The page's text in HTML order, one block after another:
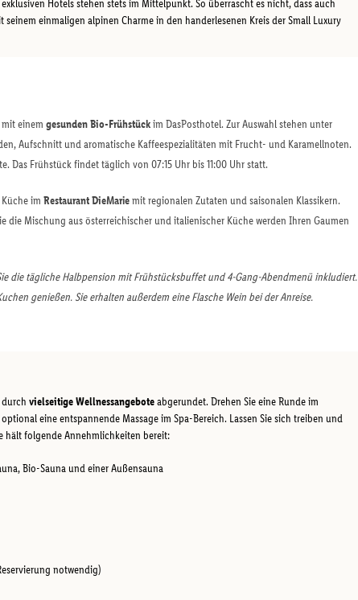
Hotels stehen stets im Mittelpunkt. So überrascht es nicht, dass auch
seinem einmaligen alpinen Charme in den handerlesenen Kreis der Small Luxury
einem gesunden Bio-Frühstückim DasPosthotel. Zur Auswahl stehen unter
Aufschnitt und aromatische Kaffeespezialitäten mit Frucht- und Karamellnoten.
Das Frühstück findet täglich von 07:15 Uhr bis 11:00 Uhr statt.
im Restaurant DieMariemit regionalen Zutaten und saisonalen Klassikern.
die Mischung aus österreichischer und italienischer Küche werden Ihren Gaumen
die tägliche Halbpension mit Frühstücksbuffet und 4-Gang-Abendmenü inkludiert.
genießen. Sie erhalten außerdem eine Flasche Wein bei der Anreise.
vielseitige Wellnessangeboteabgerundet. Drehen Sie eine Runde im
eine entspannende Massage im Spa-Bereich. Lassen Sie sich treiben und
hält folgende Annehmlichkeiten bereit:
Bio-Sauna und einer Außensauna
notwendig)